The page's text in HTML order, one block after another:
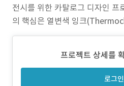
전시를 위한 카탈로그 디자인 프
의 핵심은 열변색 잉크
있습니다. 카탈로그를 손에 들고
명하다(Inventing
프로젝트 상세를
로그인